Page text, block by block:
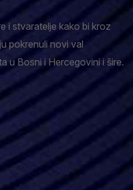
i stvaratelje kako bi kroz
pokrenuli novi val
u Bosni i Hercegovini i šire.